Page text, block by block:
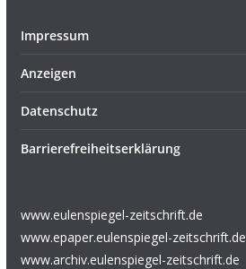
Impressum
Anzeigen
Datenschutz
Barrierefreiheitserklärung
www.eulenspiegel-zeitschrift.de
www.epaper.eulenspiegel-zeitschrift.de
www.archiv.eulenspiegel-zeitschrift.de